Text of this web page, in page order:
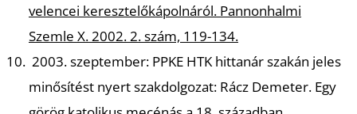
velencei keresztelőkápolnáról.Pannonhalmi
Szemle X. 2002. 2. szám, 119-134.
2003. szeptember: PPKE HTK hittanár szakán jeles
minősítést nyert szakdolgozat: Rácz Demeter. Egy